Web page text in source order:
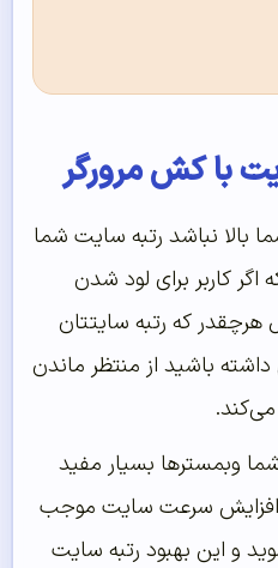
با کش مرورگر
بالا نباشد رتبه سایت شما
کاربر برای لود شدن
که رتبه سایتتان
داشته باشید از منتظر ماندن
وبمسترها بسیار مفید
افزایش سرعت سایت موجب
و این بهبود رتبه سایت